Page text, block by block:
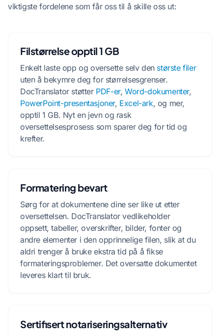
viktigste fordelene som får oss til å skille oss ut:
Filstørrelse opptil 1 GB
Enkelt laste opp og oversette selv den største filer
uten å bekymre deg for størrelsesgrenser.
DocTranslator støtter PDF-er,Word-dokumenter,
PowerPoint-presentasjoner, Excel-ark, og mer,
opptil 1 GB. Nyt en jevn og rask
oversettelsesprosess som sparer deg for tid og
krefter.
Formatering bevart
Sørg for at dokumentene dine ser like ut etter
oversettelsen. DocTranslator vedlikeholder
oppsett, tabeller, overskrifter, bilder, fonter og
andre elementer i den opprinnelige filen, slik at du
aldri trenger å bruke ekstra tid på å fikse
formateringsproblemer. Det oversatte dokumentet
leveres klart til bruk.
Sertifisert notariseringsalternativ